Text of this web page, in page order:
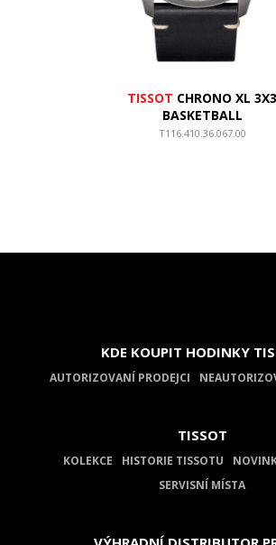
TISSOT CHRONO XL 3X3
BASKETBALL
T116.410.36.067.00
KDE KOUPIT HODINKY
AUTORIZOVANÍ PRODEJCI
TISSOT
KOLEKCE HISTORIE TISSOTU
SERVISNÍ MÍSTA